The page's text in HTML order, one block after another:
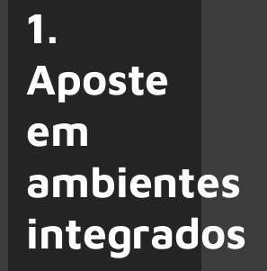
1.
Aposte
em
ambientes
integrados